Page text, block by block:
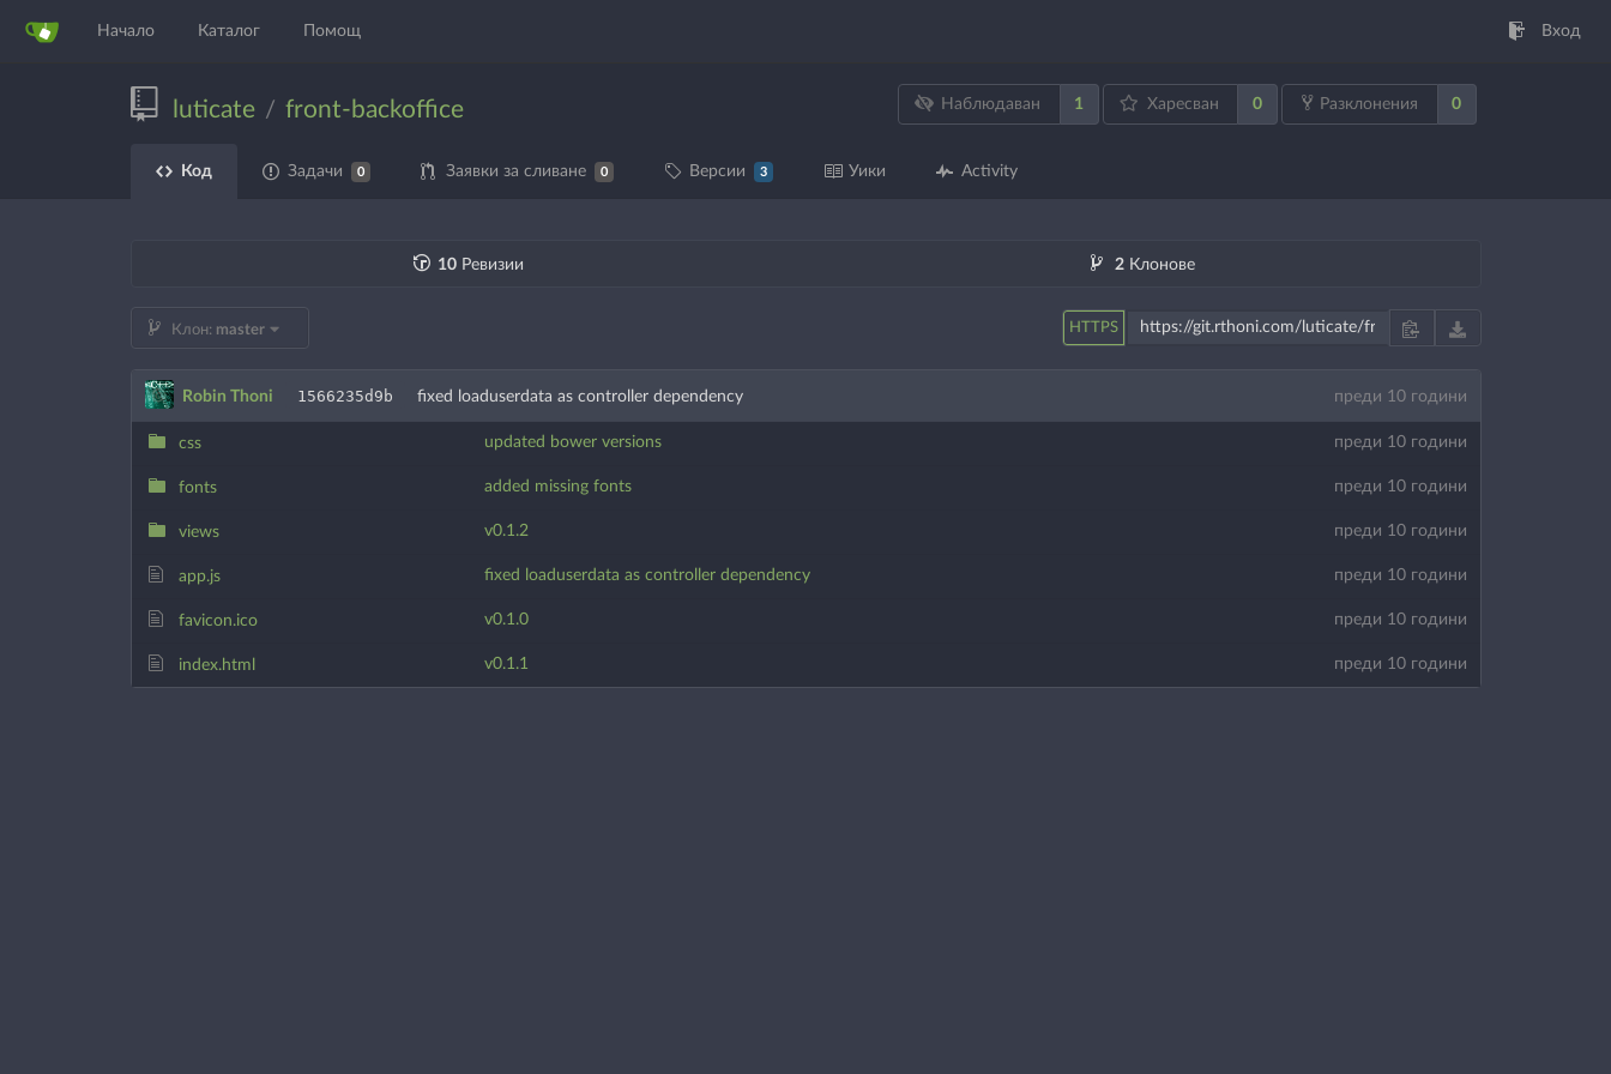
Начало Каталог Помощ Вход
luticate / front-backoffice Наблюдаван 1 Харесван 0 Разклонения 0
Код Задачи 0 Заявки за сливане 0 Версии 3 Уики Activity
10Ревизии 2Клонове
Клон: master HTTPS
Robin Thoni 1566235d9b fixed loaduserdata as controller dependency преди 10 години
css updated bower versions преди 10 години
fonts added missing fonts преди 10 години
views v0.1.2 преди 10 години
app.js fixed loaduserdata as controller dependency преди 10 години
favicon.ico v0.1.0 преди 10 години
index.html v0.1.1 преди 10 години